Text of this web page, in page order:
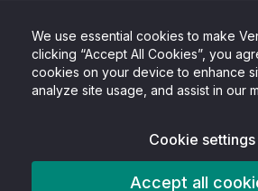
We use essential cookies to make
clicking “Accept All Cookies”, you
cookies on your device to enhance
analyze site usage, and assist in our
Cookie settings
Accept all